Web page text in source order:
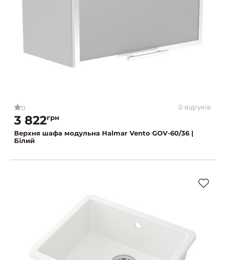
0 0 відгуків
3 822грн
Верхня шафа модульна Halmar Vento GOV-60/36 |
Білий